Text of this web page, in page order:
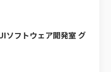
ソフトウェア開発室 グ